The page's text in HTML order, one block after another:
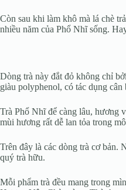
Còn sau khi làm khô mà lá chè
nhiều năm của Phổ Nhĩ sống.
Dòng trà này đắt đỏ không chỉ
giàu polyphenol, có tác dụng
Trà Phổ Nhĩ để càng lâu, hương
mùi hương rất dễ lan tỏa trong
Trên đây là các dòng trà cơ bản.
quý trà hữu.
Mỗi phẩm trà đều mang trong